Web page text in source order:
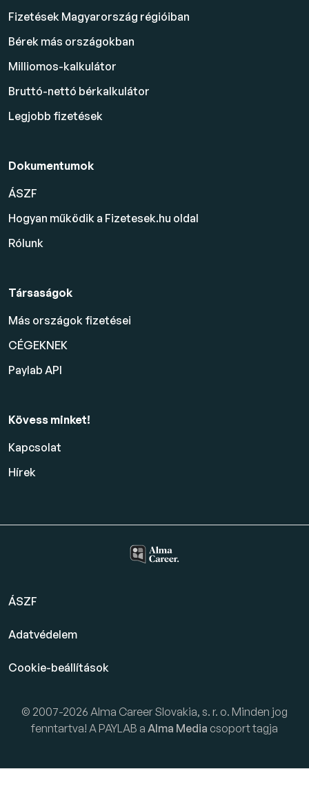
Fizetések Magyarország régióiban
Bérek más országokban
Milliomos-kalkulátor
Bruttó-nettó bérkalkulátor
Legjobb fizetések
Dokumentumok
ÁSZF
Hogyan működik a Fizetesek.hu oldal
Rólunk
Társaságok
Más országok fizetései
CÉGEKNEK
Paylab API
Kövess minket!
Kapcsolat
Hírek
ÁSZF
Adatvédelem
Cookie-beállítások
© 2007-2026 Alma Career Slovakia, s. r. o. Minden jog
fenntartva! A PAYLAB a Alma Media csoport tagja